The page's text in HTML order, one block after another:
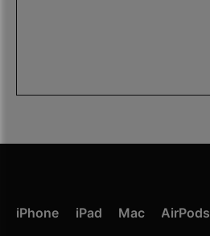
iPhone iPad Mac
AirPods